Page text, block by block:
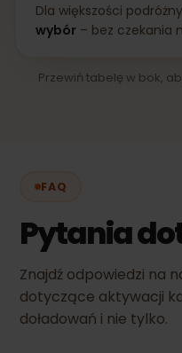
Dla większości
wybór– bez czekania
Przewiń tabelę w bok,
FAQ
Pytania
Znajdź odpowiedzi na
dotyczące aktywacji
doładowań i nie tylko.